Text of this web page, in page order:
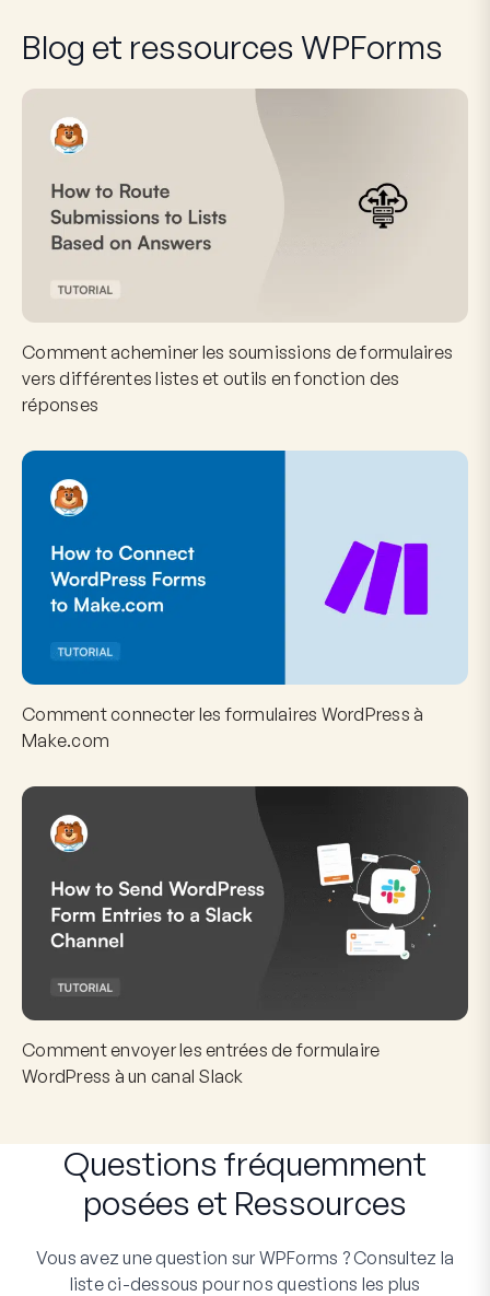
Blog et ressources WPForms
Comment acheminer les soumissions de formulaires
vers différentes listes et outils en fonction des
réponses
Comment connecter les formulaires WordPress à
Make.com
Comment envoyer les entrées de formulaire
WordPress à un canal Slack
Questions fréquemment
posées et Ressources
Vous avez une question sur WPForms ? Consultez la
liste ci-dessous pour nos questions les plus